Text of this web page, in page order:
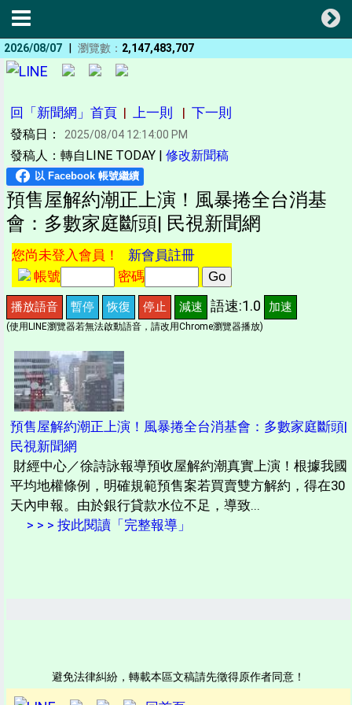
2026/08/07 | 瀏覽數： 2,147,483,707
回「新聞網」首頁 | 上一則 | 下一則
發稿日： 2025/08/04 12:14:00 PM
發稿人：轉自LINE TODAY | 修改新聞稿
預售屋解約潮正上演！風暴捲全台消基
會：多數家庭斷頭| 民視新聞網
您尚未登入會員！ 新會員註冊
帳號
密碼
播放語音 暫停 恢復 停止 減速 語速:1.0 加速
(使用LINE瀏覽器若無法啟動語音，請改用Chrome瀏覽器播放)
預售屋解約潮正上演！風暴捲全台消基會：多數家庭斷頭|
民視新聞網
財經中心／徐詩詠報導預收屋解約潮真實上演！根據我國
平均地權條例，明確規範預售案若買賣雙方解約，得在30
天內申報。由於銀行貸款水位不足，導致...
> > > 按此閱讀「完整報導」
避免法律糾紛，轉載本區文稿請先徵得原作者同意！